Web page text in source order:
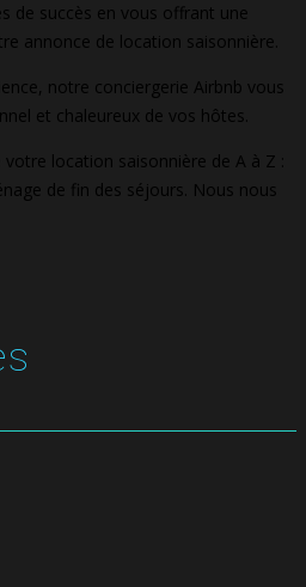
de succès en vous offrant une
annonce de location saisonnière.
notre conciergerie Airbnb vous
et chaleureux de vos hôtes.
location saisonnière de A à Z :
de fin des séjours. Nous nous